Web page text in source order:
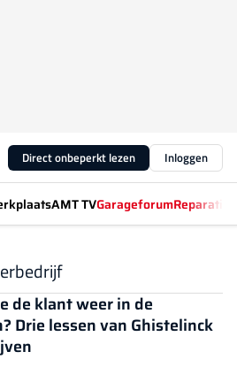
Direct onbeperkt lezen Inloggen
AMT TVGarageforum
de klant weer in de
Drie lessen van Ghistelinck